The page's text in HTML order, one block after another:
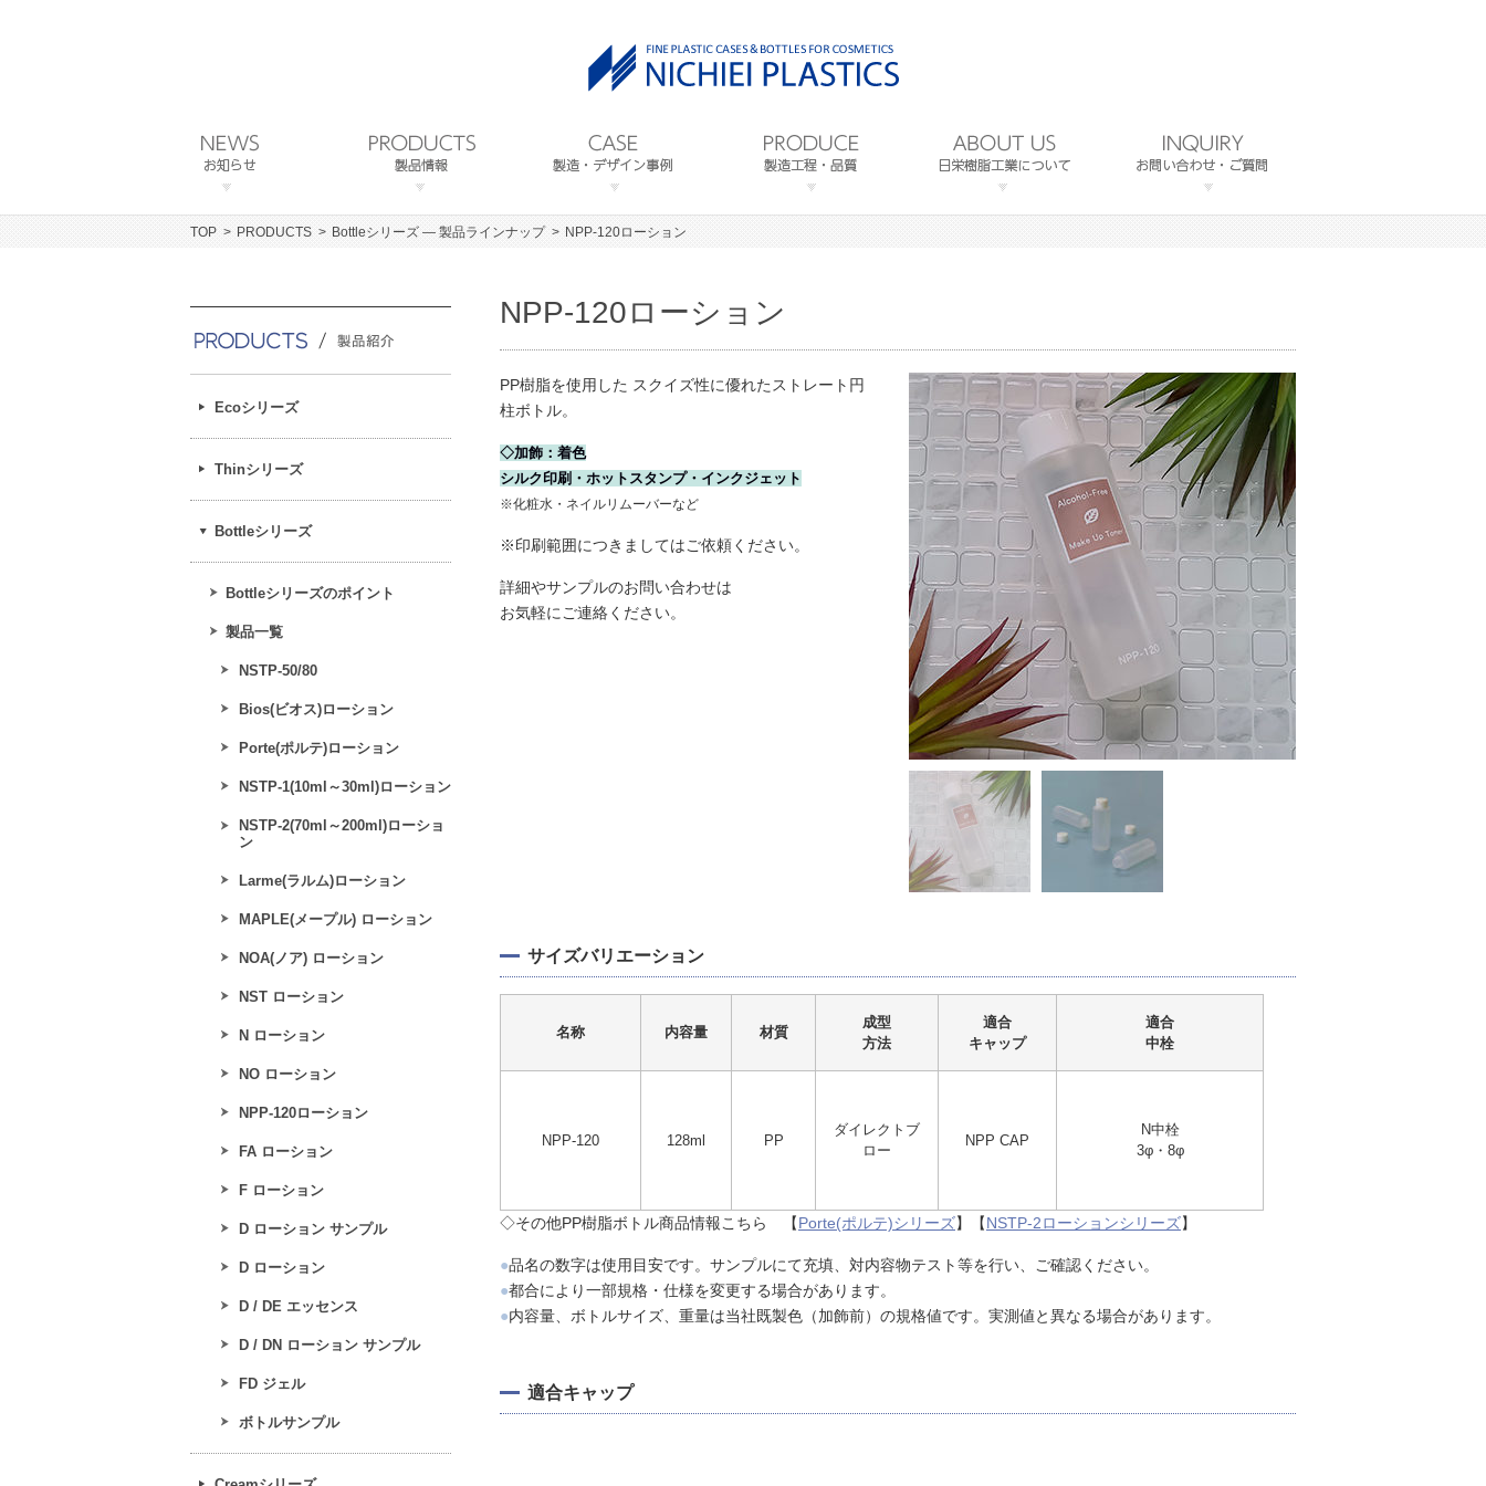
TOP PRODUCTS Bottleシリーズ ― 製品ラインナップ NPP-120ローション
NPP-120ローション
PP樹脂を使用した スクイズ性に優れたストレート円
柱ボトル。
◇加飾：着色
シルク印刷・ホットスタンプ・インクジェット
※化粧水・ネイルリムーバーなど
※印刷範囲につきましてはご依頼ください。
詳細やサンプルのお問い合わせは
お気軽にご連絡ください。
サイズバリエーション
名称 内容量 材質
成型
方法
適合
キャップ
適合
中栓
NPP-120 128ml PP
ダイレクトブ
ロー
NPP CAP
N中栓
3φ・8φ
◇その他PP樹脂ボトル商品情報こちら 【Porte(ポルテ)シリーズ】【NSTP-2ローションシリーズ】
●品名の数字は使用目安です。サンプルにて充填、対内容物テスト等を行い、ご確認ください。
●都合により一部規格・仕様を変更する場合があります。
●内容量、ボトルサイズ、重量は当社既製色（加飾前）の規格値です。実測値と異なる場合があります。
適合キャップ
Ecoシリーズ
Thinシリーズ
Bottleシリーズ
Bottleシリーズのポイント
製品一覧
NSTP-50/80
Bios(ビオス)ローション
Porte(ポルテ)ローション
NSTP-1(10ml～30ml)ローション
NSTP-2(70ml～200ml)ローショ
ン
Larme(ラルム)ローション
MAPLE(メープル) ローション
NOA(ノア) ローション
NST ローション
N ローション
NO ローション
NPP-120ローション
FA ローション
F ローション
D ローション サンプル
D ローション
D / DE エッセンス
D / DN ローション サンプル
FD ジェル
ボトルサンプル